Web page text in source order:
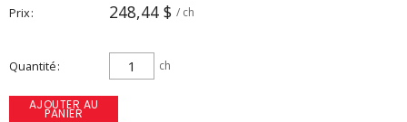
Prix 248,44 $ / ch
Quantité ch
AJOUTER AU
PANIER